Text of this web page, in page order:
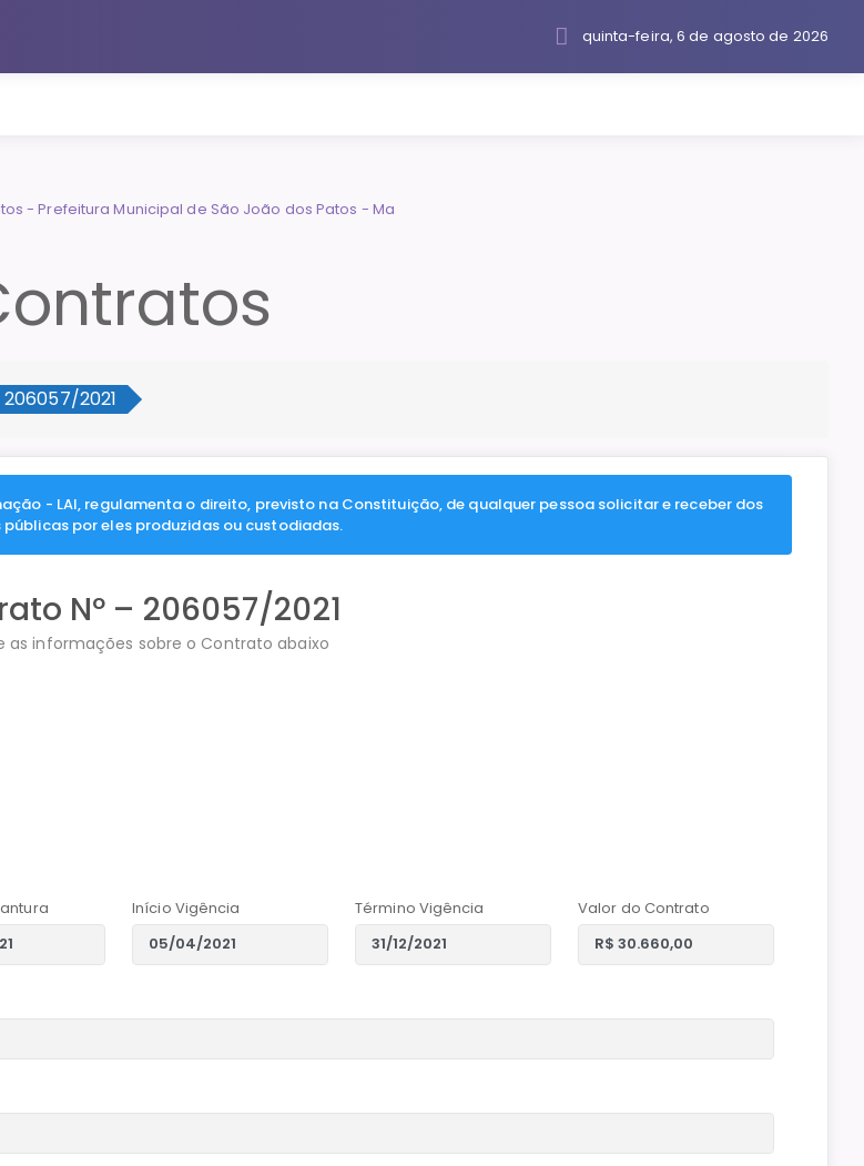
quinta-feira, 6 de agosto de 2026
2021
- LAI, regulamenta o direito, previsto na Constituição, de qualquer pessoa solicitar e receber dos
por eles produzidas ou custodiadas.
Nº – 206057/2021
as informações sobre o Contrato abaixo
Início Vigência Término Vigência Valor do Contrato